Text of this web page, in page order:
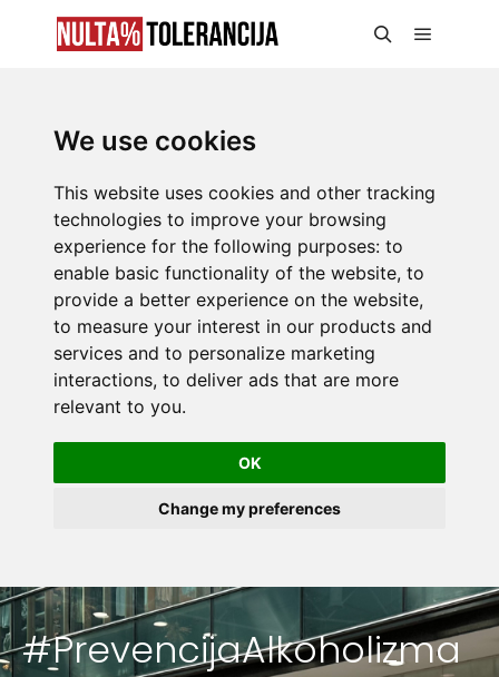
We use cookies
This website uses cookies and other tracking
technologies to improve your browsing
experience for the following purposes: to
enable basic functionality of the website, to
provide a better experience on the website,
to measure your interest in our products and
services and to personalize marketing
interactions, to deliver ads that are more
relevant to you.
OK
Change my preferences
#PrevencijaAlkoholizma